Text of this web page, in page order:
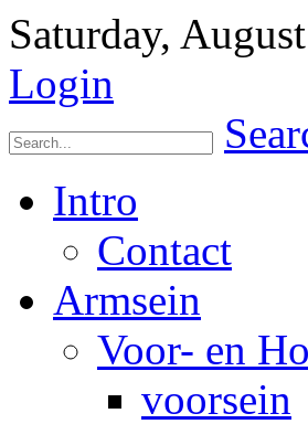
Saturday,
Login
Intro
Contact
Armsein
Voor- en
voorsein